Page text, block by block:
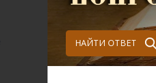
НАЙТИ ОТВЕТ